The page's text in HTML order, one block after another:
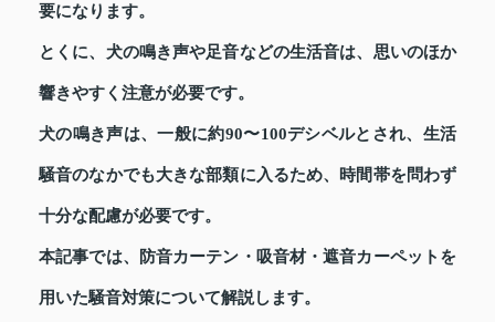
要になります。
とくに、犬の鳴き声や足音などの生活音は、思いのほか
響きやすく注意が必要です。
犬の鳴き声は、一般に約90〜100デシベルとされ、生活
騒音のなかでも大きな部類に入るため、時間帯を問わず
十分な配慮が必要です。
本記事では、防音カーテン・吸音材・遮音カーペットを
用いた騒音対策について解説します。